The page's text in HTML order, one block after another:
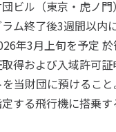
ビル（東京・虎ノ
ム終了後3週間以内
年3月上旬を予定
得および入域許可
当財団に預けること
する飛行機に搭乗